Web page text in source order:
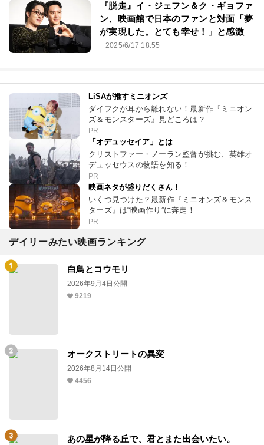
『脱走』イ・ジェフン＆ク・ギョファ
ン、映画館で日本のファンと対面「夢
が実現した。とても幸せ！」と感激
2025/6/17 18:55
LiSAが推すミニオンズ
ダイフクが耳から離れない！最新作『ミニオン
ズ＆モンスターズ』見どころは？
PR
「オデュッセイア」とは
クリストファー・ノーラン監督が挑む、英雄オ
デュッセウスの物語を知る！
PR
映画ネタが盛りだくさん！
いくつ見つけた？最新作『ミニオンズ＆モンス
ターズ』は“映画作り”に奔走！
PR
デイリーみたい映画ランキング
白鳥とコウモリ
2026年9月4日公開
9219
オークストリートの異変
2026年8月14日公開
4456
あの星が降る丘で、君とまた出会いたい。